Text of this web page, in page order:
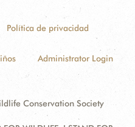
Política de privacidad
Administrator Login
Conservation Society